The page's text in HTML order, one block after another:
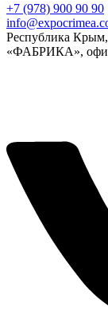
+7 (978) 900 90 90
Республика
«ФАБРИКА»,